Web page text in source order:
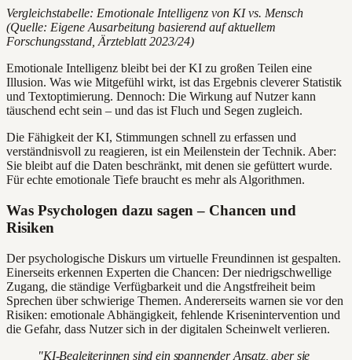
Vergleichstabelle: Emotionale Intelligenz von KI vs. Mensch
(Quelle: Eigene Ausarbeitung basierend auf aktuellem
Forschungsstand, Ärzteblatt 2023/24)
Emotionale Intelligenz bleibt bei der KI zu großen Teilen eine
Illusion. Was wie Mitgefühl wirkt, ist das Ergebnis cleverer Statistik
und Textoptimierung. Dennoch: Die Wirkung auf Nutzer kann
täuschend echt sein – und das ist Fluch und Segen zugleich.
Die Fähigkeit der KI, Stimmungen schnell zu erfassen und
verständnisvoll zu reagieren, ist ein Meilenstein der Technik. Aber:
Sie bleibt auf die Daten beschränkt, mit denen sie gefüttert wurde.
Für echte emotionale Tiefe braucht es mehr als Algorithmen.
Was Psychologen dazu sagen – Chancen und
Risiken
Der psychologische Diskurs um virtuelle Freundinnen ist gespalten.
Einerseits erkennen Experten die Chancen: Der niedrigschwellige
Zugang, die ständige Verfügbarkeit und die Angstfreiheit beim
Sprechen über schwierige Themen. Andererseits warnen sie vor den
Risiken: emotionale Abhängigkeit, fehlende Krisenintervention und
die Gefahr, dass Nutzer sich in der digitalen Scheinwelt verlieren.
"KI-Begleiterinnen sind ein spannender Ansatz, aber sie